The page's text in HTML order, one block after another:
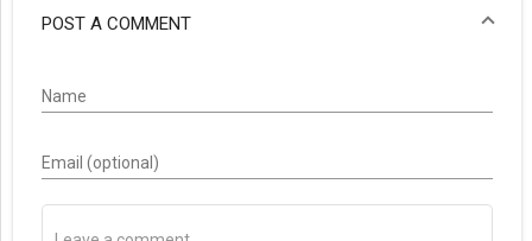
POST A COMMENT
Name
Email (optional)